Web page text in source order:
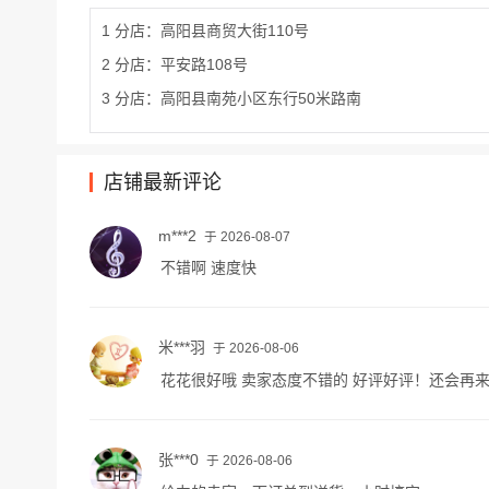
1 分店：高阳县商贸大街110号
2 分店：平安路108号
3 分店：高阳县南苑小区东行50米路南
店铺最新评论
m***2 于 2026-08-07
不错啊 速度快
米***羽 于 2026-08-06
花花很好哦 卖家态度不错的 好评好评！还会再
张***0 于 2026-08-06